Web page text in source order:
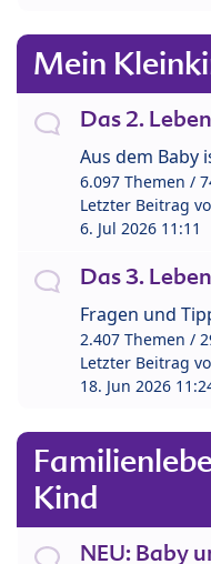
Mein
Das 2.
Aus dem Baby
6.097 Themen /
Letzter Beitrag
6. Jul 2026 11:11
Das 3.
Fragen und
2.407 Themen /
Letzter Beitrag
18. Jun 2026
Kind
NEU: Baby